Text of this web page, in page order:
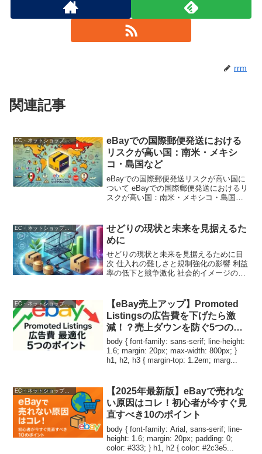
rrm
関連記事
EC・ネットショップ運営
eBayでの国際郵便発送における
リスクが高い国：南米・メキシ
コ・島国など
eBayでの国際郵便発送リスクが高い国に
ついて eBayでの国際郵便発送におけるリ
スクが高い国：南米・メキシコ・島国な
や地域、 そして発送トラブルを避けるた
めのポ...
EC・ネットショップ運営
せどりの現状と未来を見据えるた
めに
せどりの現状と未来を見据えるために目
次 仕入れの難しさと規制強化の影響 利益
率の低下と競争激化 社会的イメージの課
仕入れの難しさと規制強化の影響近年、
家電量販...
EC・ネットショップ運営
【eBay売上アップ】Promoted
Listingsの広告費を下げたら激
減！？売上ダウンを防ぐ5つの最
適化ポイント
body { font-family: sans-serif; line-height:
1.6; margin: 20px; max-width: 800px; }
h1, h2, h3 { margin-top: 1.2em; marg...
EC・ネットショップ運営
【2025年最新版】eBayで売れな
い原因はコレ！初心者が今すぐ見
直すべき10のポイント
body { font-family: Arial, sans-serif; line-
height: 1.6; margin: 20px; padding: 0;
color: #333; } h1, h2 { color: #2c3e5...